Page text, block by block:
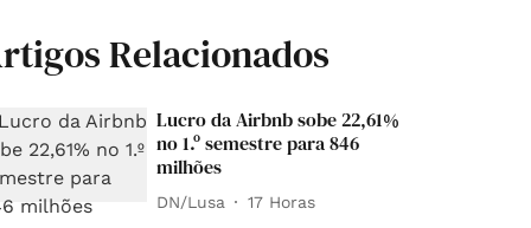
Relacionados
Lucro da Airbnb sobe 22,61%
no 1.º semestre para 846
milhões
DN/Lusa 17 Horas